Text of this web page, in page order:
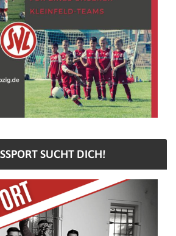
SUCHT DICH!